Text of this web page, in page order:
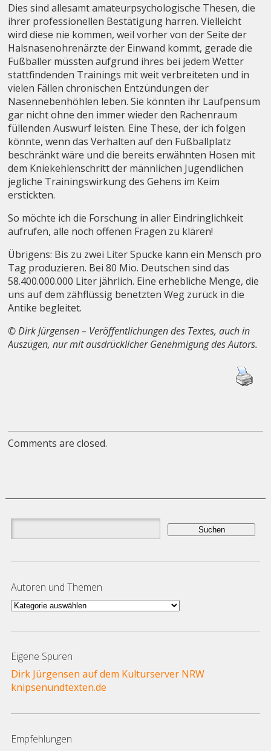
Dies sind allesamt amateurpsychologische Thesen, die
ihrer professionellen Bestätigung harren. Vielleicht
wird diese nie kommen, weil vorher von der Seite der
Halsnasenohrenärzte der Einwand kommt, gerade die
Fußballer müssten aufgrund ihres bei jedem Wetter
stattfindenden Trainings mit weit verbreiteten und in
vielen Fällen chronischen Entzündungen der
Nasennebenhöhlen leben. Sie könnten ihr Laufpensum
gar nicht ohne den immer wieder den Rachenraum
füllenden Auswurf leisten. Eine These, der ich folgen
könnte, wenn das Verhalten auf den Fußballplatz
beschränkt wäre und die bereits erwähnten Hosen mit
dem Kniekehlenschritt der männlichen Jugendlichen
jegliche Trainingswirkung des Gehens im Keim
erstickten.
So möchte ich die Forschung in aller Eindringlichkeit
aufrufen, alle noch offenen Fragen zu klären!
Übrigens: Bis zu zwei Liter Spucke kann ein Mensch pro
Tag produzieren. Bei 80 Mio. Deutschen sind das
58.400.000.000 Liter jährlich. Eine erhebliche Menge, die
uns auf dem zähflüssig benetzten Weg zurück in die
Antike begleitet.
© Dirk Jürgensen – Veröffentlichungen des Textes, auch in
Auszügen, nur mit ausdrücklicher Genehmigung des Autors.
Comments are closed.
Suchen
nach:
Autoren und Themen
Autoren
Themen
Eigene Spuren
Dirk Jürgensen auf dem Kulturserver NRW
knipsenundtexten.de
Empfehlungen